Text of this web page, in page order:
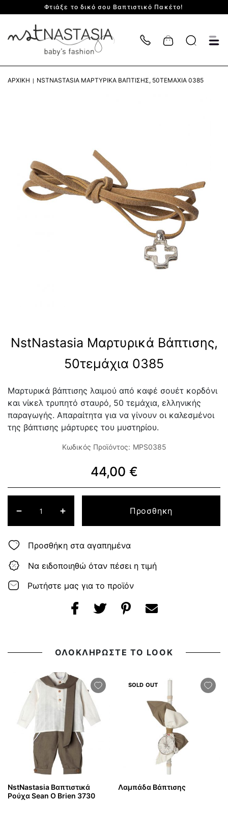
Φτιάξε το δικό σου Βαπτιστικό Πακέτο!
Cart
ΑΡΧΙΚΉ NSTNASTASIA ΜΑΡΤΥΡΙΚΆ ΒΆΠΤΙΣΗΣ, 50ΤΕΜΆΧΙΑ 0385
NstNastasia Μαρτυρικά Βάπτισης,
50τεμάχια 0385
Μαρτυρικά βάπτισης λαιμού από καφέ σουέτ κορδόνι
και νίκελ τρυπητό σταυρό, 50 τεμάχια, ελληνικής
παραγωγής. Απαραίτητα για να γίνουν οι καλεσμένοι
της βάπτισης μάρτυρες του μυστηρίου.
Κωδικός Προϊόντος: MPS0385
44,00 €
Προσθηκη
Προσθήκη στα αγαπημένα
Να ειδοποιηθώ όταν πέσει η τιμή
Ρωτήστε μας για το προϊόν
ΟΛΟΚΛΗΡΩΣΤΕ ΤΟ LOOK
NstNastasia Βαπτιστικά
Ρούχα Sean O Brien 3730
SOLD OUT
Λαμπάδα Βάπτισης